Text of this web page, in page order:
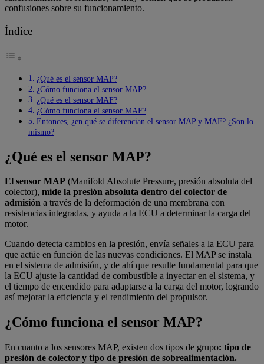
confusiones sobre su funcionamiento.
Índice
¿Qué es el sensor MAP?
¿Cómo funciona el sensor MAP?
¿Qué es el sensor MAF?
¿Cómo funciona el sensor MAF?
Entonces, ¿en qué se diferencian el sensor MAP y MAF? ¿Son lo
mismo?
¿Qué es el sensor MAP?
El sensor MAP (Manifold Absolute Pressure, presión absoluta del
colector), mide la presión absoluta dentro del colector de
admisión a través de la deformación de una membrana con
resistencias integradas, y ayuda a la ECU a determinar la carga del
motor.
Cuando detecta cambios en la presión, envía señales a la ECU para
que actúe en función de las nuevas condiciones. El MAP se instala
en el sistema de admisión, y de ahí que resulte fundamental para que
la ECU ajuste la cantidad de combustible a inyectar en el sistema, y
el tiempo de encendido para adaptarse a la carga del motor, logrando
así mejorar la eficiencia y el rendimiento del propulsor.
¿Cómo funciona el sensor MAP?
En cuanto a los sensores MAP, existen dos tipos de grupo: tipo de
presión de colector y tipo de presión de sobrealimentación.